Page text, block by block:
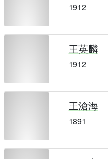
1912
王英麟
1912
王滄海
1891